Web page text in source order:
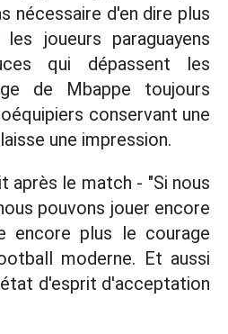
nécessaire d'en dire plus
joueurs paraguayens
qui dépassent les
de Mbappe toujours
conservant une
une impression.
après le match - "Si nous
pouvons jouer encore
encore plus le courage
moderne. Et aussi
état d'esprit d'acceptation